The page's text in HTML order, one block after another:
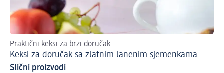
Praktični keksi za brzi doručak
Keksi za doručak sa zlatnim lanenim sjemenkama
Slični proizvodi